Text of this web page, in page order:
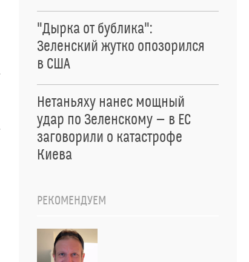
"Дырка от бублика":
Зеленский жутко опозорился
в США
Нетаньяху нанес мощный
удар по Зеленскому — в ЕС
заговорили о катастрофе
Киева
РЕКОМЕНДУЕМ